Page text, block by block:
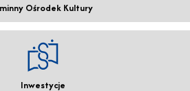
Ośrodek Kultury
Inwestycje